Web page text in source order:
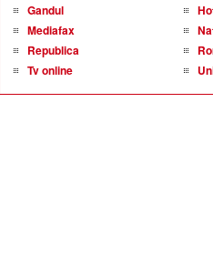
Gandul
Mediafax
Republica
Tv online